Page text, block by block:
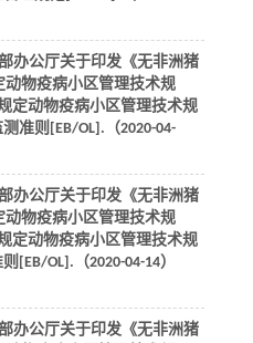
办公厅关于印发《无非洲猪
物疫病小区管理技术规
定动物疫病小区管理技术规
准则[EB/OL].（2020-04-
办公厅关于印发《无非洲猪
物疫病小区管理技术规
定动物疫病小区管理技术规
[EB/OL].（2020-04-14）
办公厅关于印发《无非洲猪